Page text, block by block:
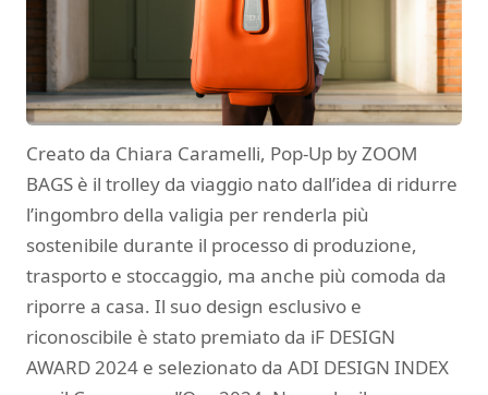
Creato da Chiara Caramelli, Pop-Up by ZOOM
BAGS è il trolley da viaggio nato dall’idea di ridurre
l’ingombro della valigia per renderla più
sostenibile durante il processo di produzione,
trasporto e stoccaggio, ma anche più comoda da
riporre a casa. Il suo design esclusivo e
riconoscibile è stato premiato da iF DESIGN
AWARD 2024 e selezionato da ADI DESIGN INDEX